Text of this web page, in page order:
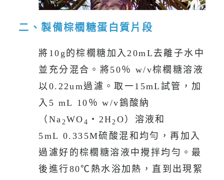
二、製備棕櫚糖蛋白質片段
將10g的棕櫚糖加入20mL去離子水中
並充分混合。將50％ w/v棕櫚糖溶液
以0.22um過濾。取一15mL試管，加
入5 mL 10％ w/v鎢酸納
（Na 2 WO 4 ‧2H 2 O）溶液和
5mL 0.335M硫酸混和均勻，再加入
過濾好的棕櫚糖溶液中攪拌均勻。最
後進行80℃熱水浴加熱，直到出現絮